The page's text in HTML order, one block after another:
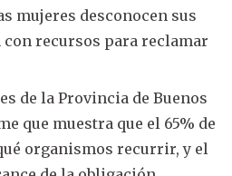
mujeres desconocen sus
con recursos para reclamar
de la Provincia de Buenos
que muestra que el 65% de
organismos recurrir, y el